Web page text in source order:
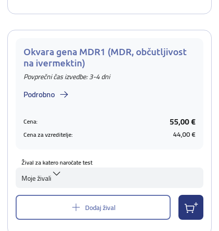
Okvara gena MDR1 (MDR, občutljivost
na ivermektin)
Povprečni čas izvedbe: 3-4 dni
Podrobno
Cena: 55,00 €
Cena za vzreditelje: 44,00 €
Žival za katero naročate test
Moje živali
Dodaj žival